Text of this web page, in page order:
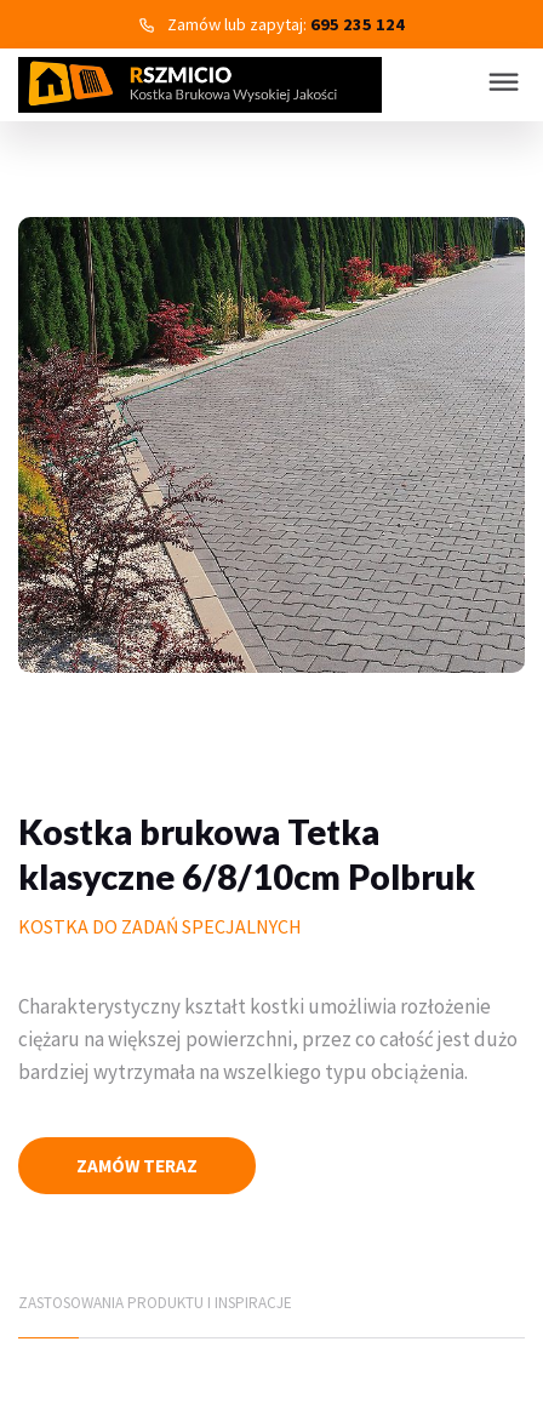
Zamów lub zapytaj: 695 235 124
PRODUKTY
Wszystkie kategorie produktów
Kostka brukowa
Eko Bruk
Płyty tarasowo-chodnikowe
Obrzeża dekoracyjne
Palisady
Donice betonowe
Piasek polimerowy
Outlet
Trawa w rolce PREMIUM
Mury betonowe
Elementy prefabrykowane
Kostka brukowa Tetka
klasyczne 6/8/10cm Polbruk
KOSTKA DO ZADAŃ SPECJALNYCH
Charakterystyczny kształt kostki umożliwia rozłożenie
ciężaru na większej powierzchni, przez co całość jest dużo
bardziej wytrzymała na wszelkiego typu obciążenia.
ZAMÓW TERAZ
ZASTOSOWANIA PRODUKTU I INSPIRACJE